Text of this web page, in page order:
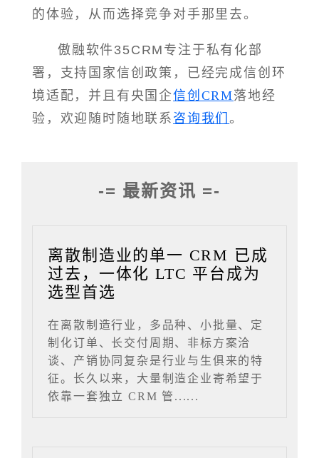
的体验，从而选择竞争对手那里去。
傲融软件35CRM专注于私有化部
署，支持国家信创政策，已经完成信创环
境适配，并且有央国企信创CRM落地经
验，欢迎随时随地联系 咨询我们。
-= 最新资讯 =-
离散制造业的单一 CRM 已成
过去，一体化 LTC 平台成为
选型首选
在离散制造行业，多品种、小批量、定
制化订单、长交付周期、非标方案洽
谈、产销协同复杂是行业与生俱来的特
征。长久以来，大量制造企业寄希望于
依靠一套独立 CRM 管......